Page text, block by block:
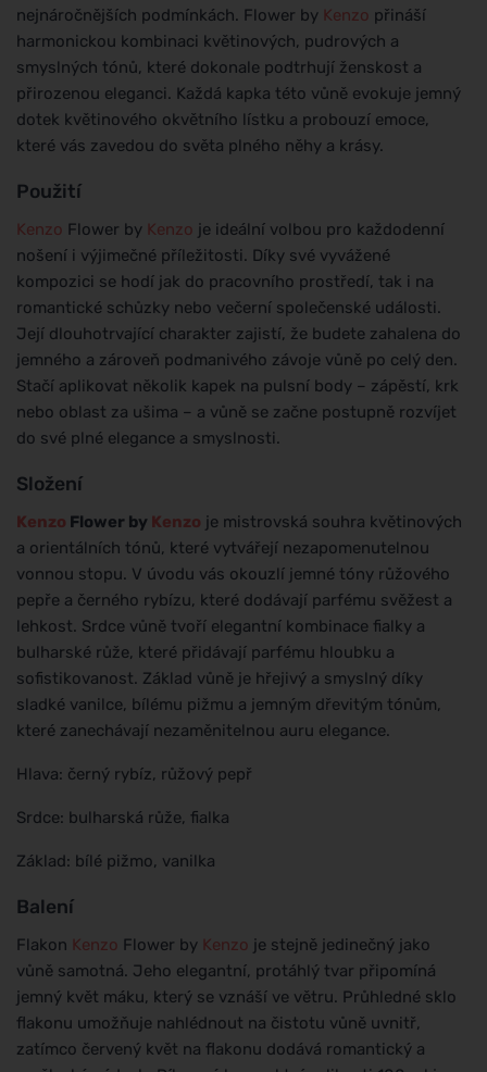
nejnáročnějších podmínkách. Flower by Kenzo přináší
harmonickou kombinaci květinových, pudrových a
smyslných tónů, které dokonale podtrhují ženskost a
přirozenou eleganci. Každá kapka této vůně evokuje jemný
dotek květinového okvětního lístku a probouzí emoce,
které vás zavedou do světa plného něhy a krásy.
Použití
Kenzo Flower by Kenzo je ideální volbou pro každodenní
nošení i výjimečné příležitosti. Díky své vyvážené
kompozici se hodí jak do pracovního prostředí, tak i na
romantické schůzky nebo večerní společenské události.
Její dlouhotrvající charakter zajistí, že budete zahalena do
jemného a zároveň podmanivého závoje vůně po celý den.
Stačí aplikovat několik kapek na pulsní body – zápěstí, krk
nebo oblast za ušima – a vůně se začne postupně rozvíjet
do své plné elegance a smyslnosti.
Složení
Kenzo Flower by Kenzo je mistrovská souhra květinových
a orientálních tónů, které vytvářejí nezapomenutelnou
vonnou stopu. V úvodu vás okouzlí jemné tóny růžového
pepře a černého rybízu, které dodávají parfému svěžest a
lehkost. Srdce vůně tvoří elegantní kombinace fialky a
bulharské růže, které přidávají parfému hloubku a
sofistikovanost. Základ vůně je hřejivý a smyslný díky
sladké vanilce, bílému pižmu a jemným dřevitým tónům,
které zanechávají nezaměnitelnou auru elegance.
Hlava: černý rybíz, růžový pepř
Srdce: bulharská růže, fialka
Základ: bílé pižmo, vanilka
Balení
Flakon Kenzo Flower by Kenzo je stejně jedinečný jako
vůně samotná. Jeho elegantní, protáhlý tvar připomíná
jemný květ máku, který se vznáší ve větru. Průhledné sklo
flakonu umožňuje nahlédnout na čistotu vůně uvnitř,
zatímco červený květ na flakonu dodává romantický a